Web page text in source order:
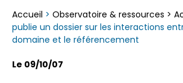
Accueil > Observatoire & ressources >
publie un dossier sur les interactions
domaine et le référencement
Le 09/10/07